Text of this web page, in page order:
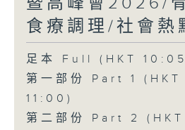
食療調理/社會熱
足本 Full (HKT
第一部份 Part 1
11:00)
第二部份 Part 2